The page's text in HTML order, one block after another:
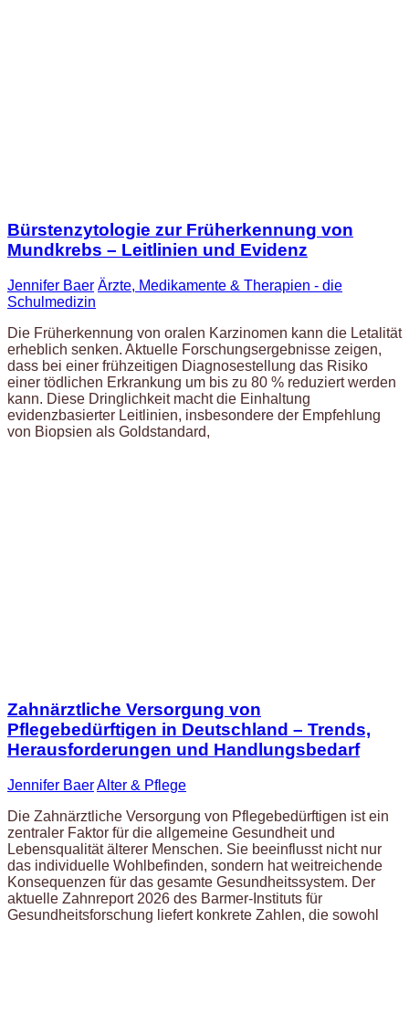
Bürstenzytologie zur Früherkennung von
Mundkrebs – Leitlinien und Evidenz
Jennifer Baer Ärzte, Medikamente & Therapien - die
Schulmedizin
Die Früherkennung von oralen Karzinomen kann die Letalität
erheblich senken. Aktuelle Forschungsergebnisse zeigen,
dass bei einer frühzeitigen Diagnosestellung das Risiko
einer tödlichen Erkrankung um bis zu 80 % reduziert werden
kann. Diese Dringlichkeit macht die Einhaltung
evidenzbasierter Leitlinien, insbesondere der Empfehlung
von Biopsien als Goldstandard,
Zahnärztliche Versorgung von
Pflegebedürftigen in Deutschland – Trends,
Herausforderungen und Handlungsbedarf
Jennifer BaerAlter & Pflege
Die Zahnärztliche Versorgung von Pflegebedürftigen ist ein
zentraler Faktor für die allgemeine Gesundheit und
Lebensqualität älterer Menschen. Sie beeinflusst nicht nur
das individuelle Wohlbefinden, sondern hat weitreichende
Konsequenzen für das gesamte Gesundheitssystem. Der
aktuelle Zahnreport 2026 des Barmer-Instituts für
Gesundheitsforschung liefert konkrete Zahlen, die sowohl